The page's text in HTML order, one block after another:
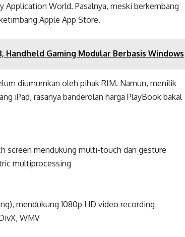
World. Pasalnya, meski berkembang
Apple App Store.
Handheld Gaming Modular Berbasis Windows
diumumkan oleh pihak RIM. Namun, menilik
iPad, rasanya banderolan harga PlayBook bakal
screen mendukung multi-touch dan gesture
multiprocessing
mendukung 1080p HD video recording
WMV